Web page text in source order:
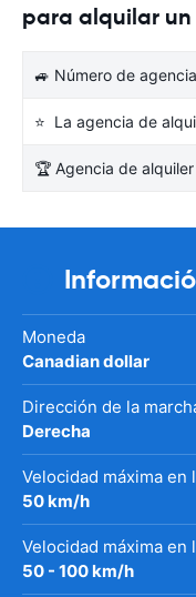
para alquilar un
🚙 Número de
⭐ La agencia de
🏆 Agencia de
Moneda
Canadian dollar
Dirección de la
Derecha
Velocidad máxima en
50 km/h
Velocidad máxima en
50 - 100 km/h